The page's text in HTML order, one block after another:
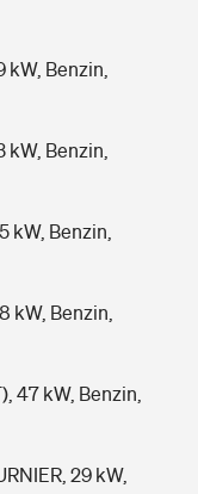
kW, Benzin,
kW, Benzin,
kW, Benzin,
kW, Benzin,
47 kW, Benzin,
29 kW,